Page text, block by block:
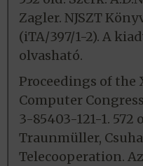
Zagler. NJSZT
(iTA/397/1-2). A
olvasható.
Proceedings of the
Computer
3-85403-121-1. 572
Traunmüller,
Telecooperation.